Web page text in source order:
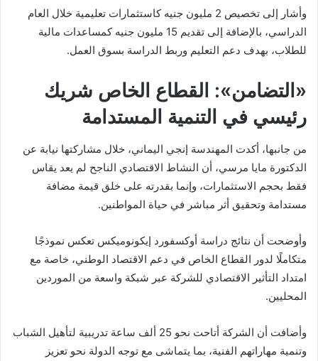
وأشار إلى تخصيص 2 مليون جنيه كاستثمارات تعليمية خلال العام
الدراسي، بالإضافة إلى تقديم 15 مليون جنيه كمساعدات مالية
للطلاب، بهدف دعم التعليم وربط الدراسة بسوق العمل.
«التضامن»: القطاع الخاص شريك
رئيسي في التنمية المستدامة
من جانبها، أكدت المهندسة إنجي اليماني، خلال مشاركتها نيابة عن
الدكتورة مايا مرسي، أن النشاط الاقتصادي الناجح لم يعد يقاس
فقط بحجم الاستثمارات، وإنما بقدرته على خلق قيمة مضافة
مستدامة وتحقيق أثر مباشر في حياة المواطنين.
وأوضحت أن نتائج دراسة أوكسفورد إيكونوميكس تعكس نموذجًا
متكاملًا لدور القطاع الخاص في دعم الاقتصاد الوطني، خاصة مع
امتداد التأثير الاقتصادي للشركة عبر شبكة واسعة من الموردين
المحليين.
وأضافت أن الشركة أتاحت نحو 25 ألف ساعة تدريبية لتأهيل الشباب
وتنمية مهاراتهم الفنية، بما يتماشى مع توجه الدولة نحو تعزيز